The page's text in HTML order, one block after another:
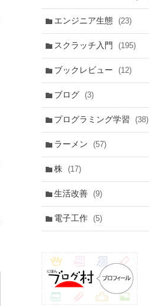
エンジニア生態 (23)
スクラッチ入門 (195)
ブックレビュー (12)
ブログ (3)
プログラミング学習 (38)
ラーメン (57)
株 (17)
生活改善 (9)
電子工作 (5)